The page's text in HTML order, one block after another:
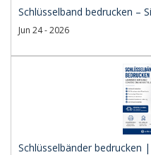
Schlüsselband bedrucken –
Jun 24 - 2026
Schlüsselbänder bedrucken